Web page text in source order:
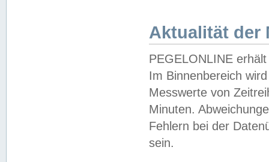
Aktualität der
PEGELONLINE
Im Binnenbereich
Messwerte von
Minuten.
Fehlern bei der
sein.